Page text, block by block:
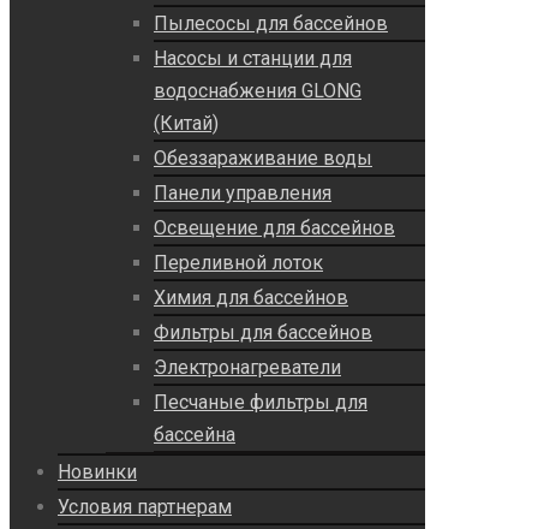
Пылесосы для бассейнов
Насосы и станции для
водоснабжения GLONG
(Китай)
Обеззараживание воды
Панели управления
Освещение для бассейнов
Переливной лоток
Химия для бассейнов
Фильтры для бассейнов
Электронагреватели
Песчаные фильтры для
бассейна
Новинки
Условия партнерам